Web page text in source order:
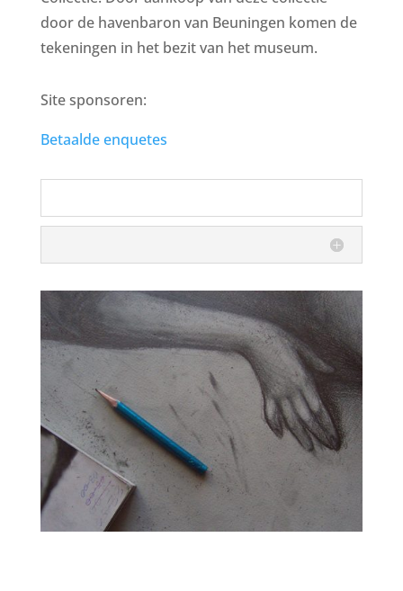
door de havenbaron van Beuningen komen de
tekeningen in het bezit van het museum.
Site sponsoren:
Betaalde enquetes